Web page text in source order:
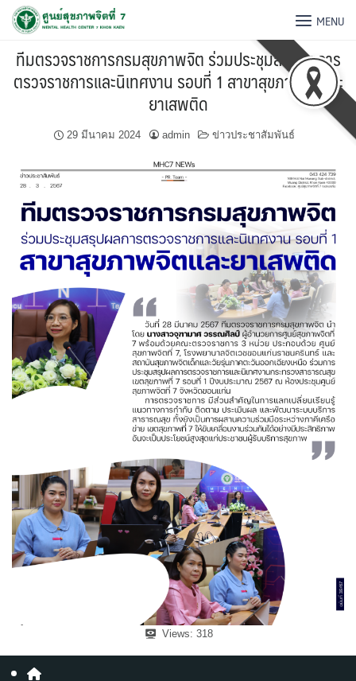
MENU
ทีมตรวจราชการกรมสุขภาพจิต ร่วมประชุมสรุปผลการ
ตรวจราชการและนิเทศงาน รอบที่ 1 สาขาสุขภาพจิตและ
ยาเสพติด
29 มีนาคม 2024 admin ข่าวประชาสัมพันธ์
Views: 318